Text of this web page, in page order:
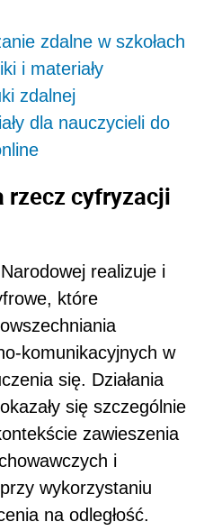
zdalne w szkołach
i materiały
zdalnej
dla nauczycieli do
rzecz cyfryzacji
realizuje i
które
komunikacyjnych w
się. Działania
się szczególnie
zawieszenia
i
wykorzystaniu
na odległość.